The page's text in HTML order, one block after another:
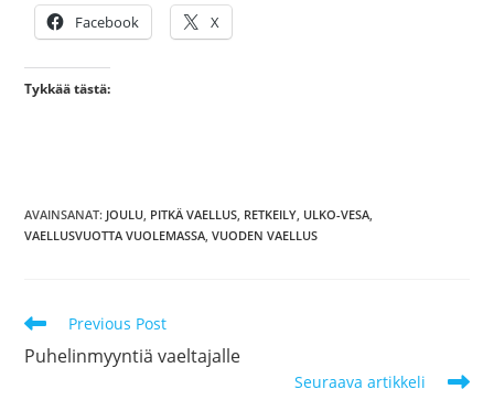
Facebook X
Tykkää tästä:
AVAINSANAT: JOULU PITKÄ VAELLUS RETKEILY ULKO-VESA
VAELLUSVUOTTA VUOLEMASSA VUODEN VAELLUS
Lue
artikkeleita
Previous Post
Puhelinmyyntiä vaeltajalle
Seuraava artikkeli